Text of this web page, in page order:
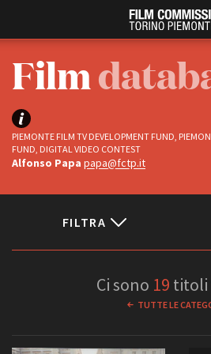
ABOUT
Storia della Fondazione
Partner
Film
PIEMONTE FILM TV DEVELOPMENT FUND,
FUND, DIGITAL VIDEO CONTEST
Alfonso Papa papa@fctp.it
FILTRA
Ci sono 19 titoli
TUTTE LE